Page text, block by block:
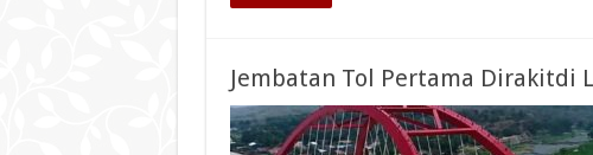
Jembatan Tol Pertama Dirakitdi